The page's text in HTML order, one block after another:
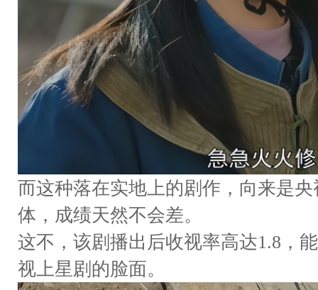
而这种落在实地上的剧作，向来是
体，成绩天然不会差。
这不，该剧播出后收视率高达1.8，
视上星剧的脸面。